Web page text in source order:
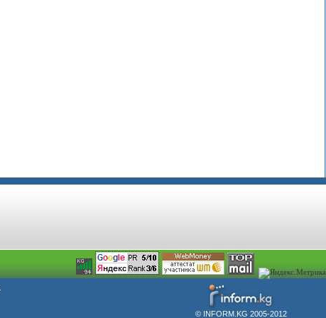
© INFORM.KG 2005-2012